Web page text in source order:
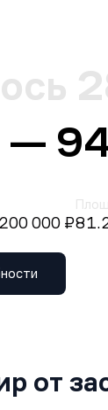
—
000 ₽
от